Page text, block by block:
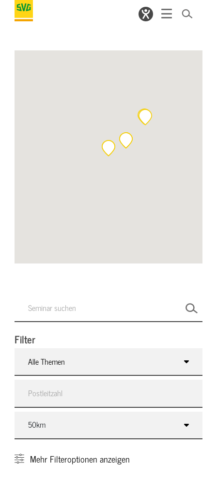
Filter
Alle Themen
Mehr Filteroptionen anzeigen